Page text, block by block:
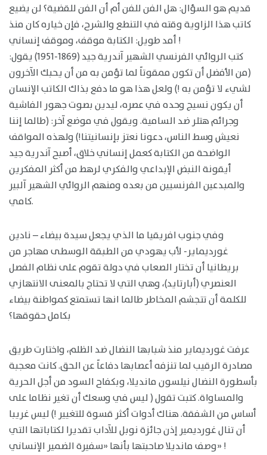
قديم هو السؤال: هل الفن للفن أم أن الفن للقضية؟ لن يضيع
كاتب هذا الزاوية وقته في التنطع والشرح، فإن خياره كان منذ
أمد طويل: الكتابة موقف، وموقف إنساني !
كتب الروائي الفرنسي الشهير آندرية جيد (1869-1951) يقول:
(من الأفضل أن تكون ممقوتاً لما تؤمن به من أن يحبك الآخرون
لشيء لا تؤمن به !) ولعل هذا هو ما دفع بذاك الكاتب الإنسان
أن يكون نسيج وحده في عصره، ليدين بصوت جهور الفاشية
وجرائم هتلر ضد السامية. ويقول في موضع آخر: (طالما إننا
نعيش وسط الناس، دعونا نعتز بإنسانيتنا!) ولهذه المواقف
الواضحة من الكتابة كعمل إنساني خلاق، أصبح آندرية جيد
أيقونة النبض الإبداعي والفكري لرهط من أكثر المفكرين
والمبدعين الفرنسيين من بعده ومنهم الروائي الشهير آلبير
كامي.
وفي جنوب افريقيا ما الذي يجعل سيدة بيضاء – نادين
غورديماير- لأب يهودي من الطبقة الوسطى مهاجر من
بريطانيا أن تختار الصعاب في دولة تقوم على نظام الفصل
العنصري (أبارتايد)، وهي التي لا تحتاج بالمعنى الانتهازي
للكلمة أن تتجشم المخاطر طالما انها تستمتع كمواطنة بيضاء
بكامل حقوقها؟
عرفت غورديماير منذ شبابها النضال ضد الظلم، واختارت طريق
مصادرة الرقيب لما تنزفه أعصابها دفاعاً عن الحق. كانت معجبة
بأسطورة النضال نيلسون مانديلا، وبكفاح السود من أجل الحرية
والمساواة. كتبت تقول ( ليس في وسعك أن تغير نظاما على
أساس من الشفقة. هناك أدوات أكثر قسوة للتغيير !) ليس غريبا
أن تنال غورديمير إذن جائزة نوبل للآداب تقديرا لكتاباتها التي
وصف مانديلا صاحبتها بأنها «سفيرة الضمير الإنساني» !